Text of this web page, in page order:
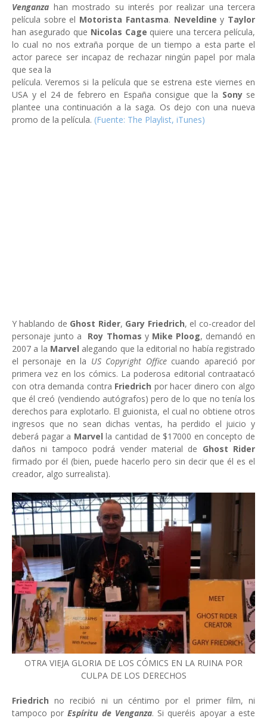
Venganza han mostrado su interés por realizar una tercera
película sobre el Motorista Fantasma. Neveldine y Taylor
han asegurado que Nicolas Cage quiere una tercera película,
lo cual no nos extraña porque de un tiempo a esta parte el
actor parece ser incapaz de rechazar ningún papel por mala
que sea la
película. Veremos si la película que se estrena este viernes en
USA y el 24 de febrero en España consigue que la Sony se
plantee una continuación a la saga. Os dejo con una nueva
promo de la película. (Fuente: The Playlist, iTunes)
Y hablando de Ghost Rider, Gary Friedrich, el co-creador del
personaje junto a Roy Thomas y Mike Ploog, demandó en
2007 a la Marvel alegando que la editorial no había registrado
el personaje en la US Copyright Officecuando apareció por
primera vez en los cómics. La poderosa editorial contraatacó
con otra demanda contra Friedrich por hacer dinero con algo
que él creó (vendiendo autógrafos) pero de lo que no tenía los
derechos para explotarlo. El guionista, el cual no obtiene otros
ingresos que no sean dichas ventas, ha perdido el juicio y
deberá pagar a Marvel la cantidad de $17000 en concepto de
daños ni tampoco podrá vender material de Ghost Rider
firmado por él (bien, puede hacerlo pero sin decir que él es el
creador, algo surrealista).
OTRA VIEJA GLORIA DE LOS CÓMICS EN LA RUINA POR
CULPA DE LOS DERECHOS
Friedrich no recibió ni un céntimo por el primer film, ni
tampoco por Espíritu de Venganza. Si queréis apoyar a este